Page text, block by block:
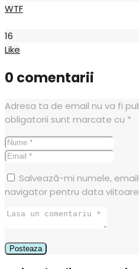
WTF
16
Like
0 comentarii
Adresa ta de email nu va fi
obligatorii sunt marcate cu *
Salvează-mi numele,
navigator pentru data